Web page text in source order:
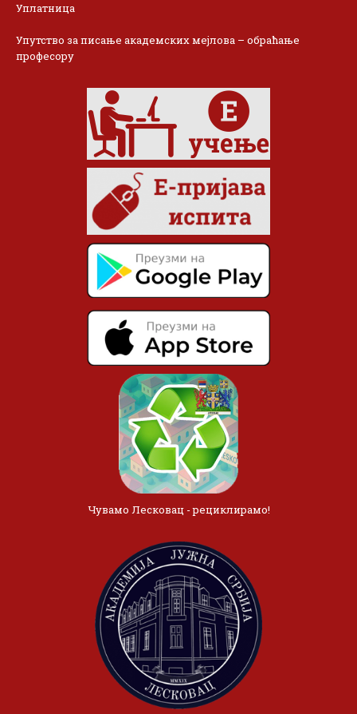
Уплатница
Упутство за писање академских мејлова – обраћање
професору
Чувамо Лесковац - рециклирамо!